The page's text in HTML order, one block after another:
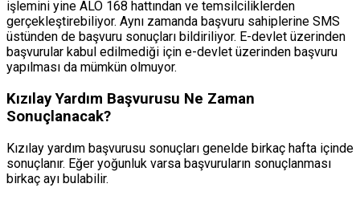
işlemini yine ALO 168 hattından ve temsilciliklerden
gerçekleştirebiliyor. Aynı zamanda başvuru sahiplerine SMS
üstünden de başvuru sonuçları bildiriliyor. E-devlet üzerinden
başvurular kabul edilmediği için e-devlet üzerinden başvuru
yapılması da mümkün olmuyor.
Kızılay Yardım Başvurusu Ne Zaman
Sonuçlanacak?
Kızılay yardım başvurusu sonuçları genelde birkaç hafta içinde
sonuçlanır. Eğer yoğunluk varsa başvuruların sonuçlanması
birkaç ayı bulabilir.